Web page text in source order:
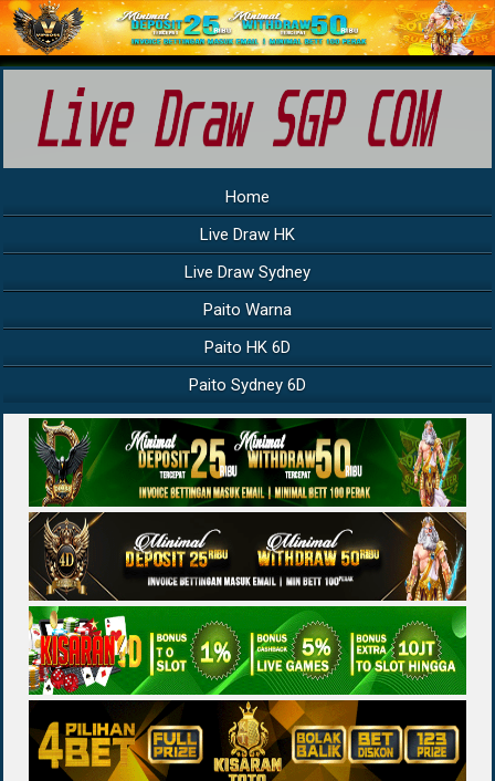
Home
Live Draw HK
Live Draw Sydney
Paito Warna
Paito HK 6D
Paito Sydney 6D